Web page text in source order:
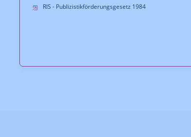
RIS - Publizistikförderungsgesetz 1984